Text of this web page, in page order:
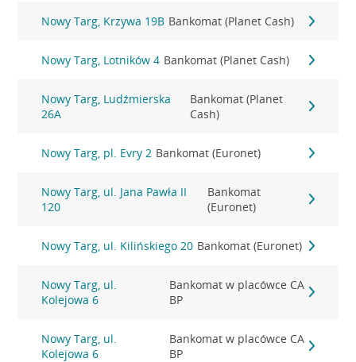
Nowy Targ, Krzywa 19B Bankomat (Planet Cash)
Nowy Targ, Lotników 4 Bankomat (Planet Cash)
Nowy Targ, Ludźmierska
26A
Bankomat (Planet
Cash)
Nowy Targ, pl. Evry 2 Bankomat (Euronet)
Nowy Targ, ul. Jana Pawła II
120
Bankomat
(Euronet)
Nowy Targ, ul. Kilińskiego 20 Bankomat (Euronet)
Nowy Targ, ul.
Kolejowa 6
Bankomat w placówce CA
BP
Nowy Targ, ul.
Kolejowa 6
Bankomat w placówce CA
BP